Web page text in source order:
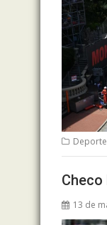
Checo
13 de